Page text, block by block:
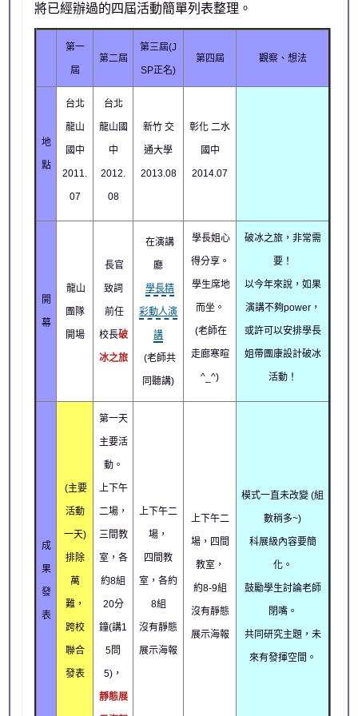
將已經辦過的四屆活動簡單列表整理。
第一
屆
第二屆
第三屆(J
SP正名)
第四屆 觀察、想法
地
點
台北
龍山
國中
2011.
07
台北
龍山國
中
2012.
08
新竹 交
通大學
2013.08
彰化 二水
國中
2014.07
開
幕
龍山
團隊
開場
長官
致詞
前任
校長破
冰之旅
在演講
廳
學長精
彩動人演
講
(老師共
同聽講)
學長姐心
得分享。
學生席地
而坐。
(老師在
走廊寒暄
^_^)
破冰之旅，非常需
要！
以今年來說，如果
演講不夠power，
或許可以安排學長
姐帶團康設計破冰
活動！
成
果
發
表
(主要
活動
一天)
排除
萬
難，
跨校
聯合
發表
第一天
主要活
動。
上下午
二場，
三間教
室，各
約8組
20分
鐘(講1
5問
5)，
靜態展
上下午二
場，
四間教
室，各約
8組
沒有靜態
展示海報
上下午二
場，四間
教室，
約8-9組
沒有靜態
展示海報
模式一直未改變 (組
數稍多~)
科展級內容要簡
化。
鼓勵學生討論老師
閉嘴。
共同研究主題，未
來有發揮空間。